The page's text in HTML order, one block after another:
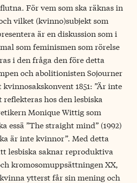
För vem som ska räknas in
vilket (kvinno)subjekt som
är en diskussion som i
som feminismen som rörelse
i den fråga den före detta
och abolitionisten Sojourner
1851: ”Är inte
reflekteras hos den lesbiska
Monique Wittig som
essä ”The straight mind” (1992)
är inte kvinnor”. Med detta
lesbiska saknar reproduktiva
kromosomuppsättningen XX,
ytterst får sin mening och